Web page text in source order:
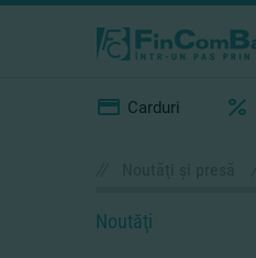
Carduri
Noutăţi